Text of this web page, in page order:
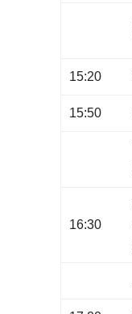
15:20
15:50
16:30